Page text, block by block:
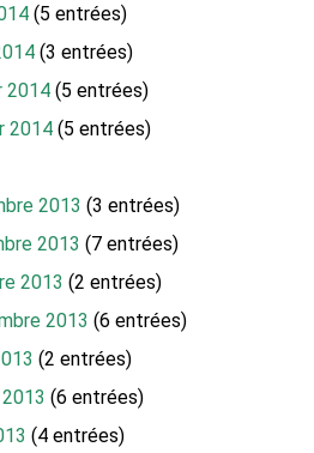
(5 entrées)
(3 entrées)
2014 (5 entrées)
2014 (5 entrées)
2013 (3 entrées)
2013 (7 entrées)
2013 (2 entrées)
2013 (6 entrées)
(2 entrées)
(6 entrées)
(4 entrées)